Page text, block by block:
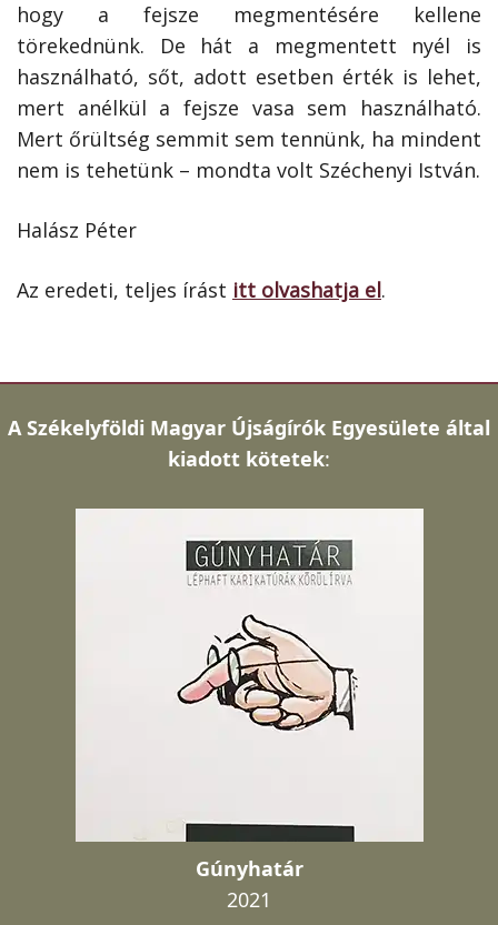
hogy a fejsze megmentésére kellene
törekednünk. De hát a megmentett nyél is
használható, sőt, adott esetben érték is lehet,
mert anélkül a fejsze vasa sem használható.
Mert őrültség semmit sem tennünk, ha mindent
nem is tehetünk – mondta volt Széchenyi István.
Halász Péter
Az eredeti, teljes írást itt olvashatja el.
A Székelyföldi Magyar Újságírók Egyesülete által
kiadott kötetek:
Gúnyhatár
2021